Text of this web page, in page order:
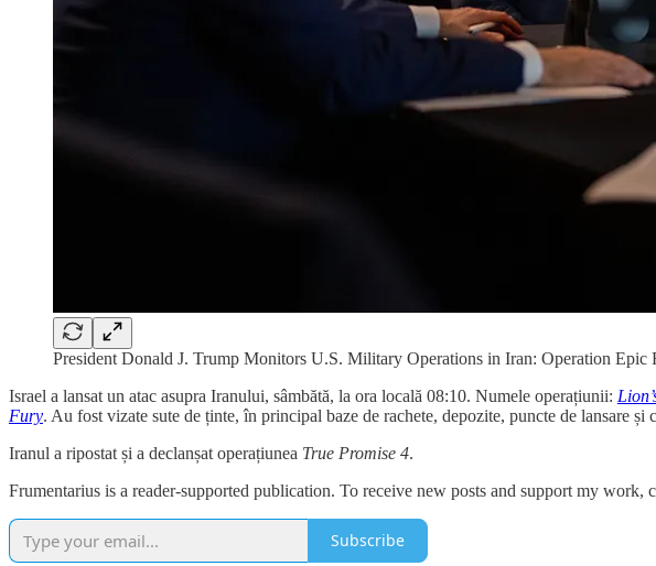
President Donald J. Trump Monitors U.S. Military Operations in Iran: Operation Epic
Israel a lansat un atac asupra Iranului, sâmbătă, la ora locală 08:10. Numele operațiunii:
Fury. Au fost vizate sute de ținte, în principal baze de rachete, depozite, puncte de lansare și
Iranul a ripostat și a declanșat operațiunea True Promise 4.
Frumentarius is a reader-supported publication. To receive new posts and support my work,
Subscribe